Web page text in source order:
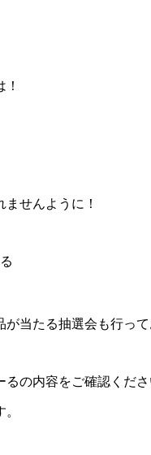
せんように！
る
当たる抽選会も行って
の内容をご確認くださ